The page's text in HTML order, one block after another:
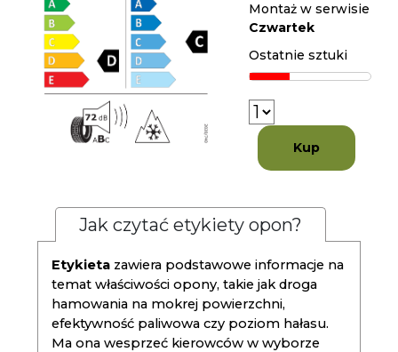
Montaż w serwisie
Czwartek
Ostatnie sztuki
Kup
Jak czytać etykiety opon?
Etykieta zawiera podstawowe informacje na
temat właściwości opony, takie jak droga
hamowania na mokrej powierzchni,
efektywność paliwowa czy poziom hałasu.
Ma ona wesprzeć kierowców w wyborze